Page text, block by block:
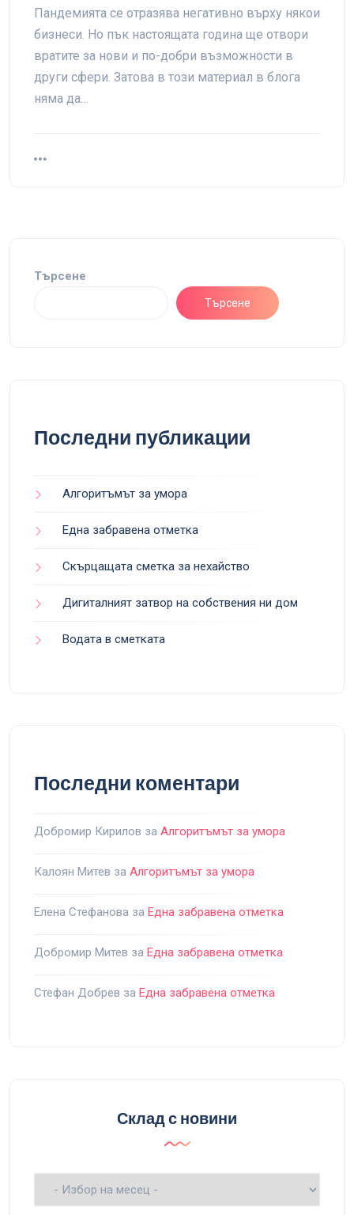
Пандемията се отразява негативно върху някои
бизнеси. Но пък настоящата година ще отвори
вратите за нови и по-добри възможности в
други сфери. Затова в този материал в блога
няма да…
Търсене
Търсене
Последни публикации
Алгоритъмът за умора
Една забравена отметка
Скърцащата сметка за нехайство
Дигиталният затвор на собствения ни дом
Водата в сметката
Последни коментари
Добромир Кирилов за Алгоритъмът за умора
Калоян Митев за Алгоритъмът за умора
Елена Стефанова за Една забравена отметка
Добромир Митев за Една забравена отметка
Стефан Добрев за Една забравена отметка
Склад с новини
Склад